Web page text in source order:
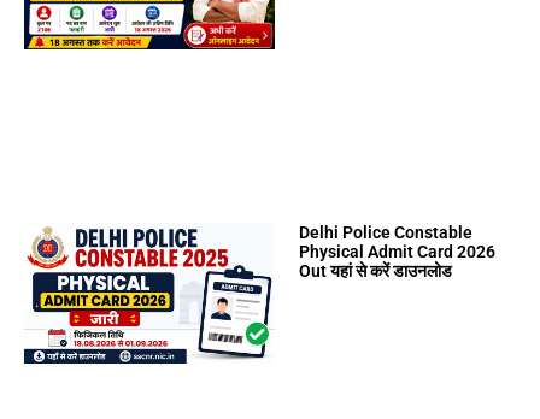
Delhi Police Constable
Physical Admit Card 2026
Out यहां से करें डाउनलोड